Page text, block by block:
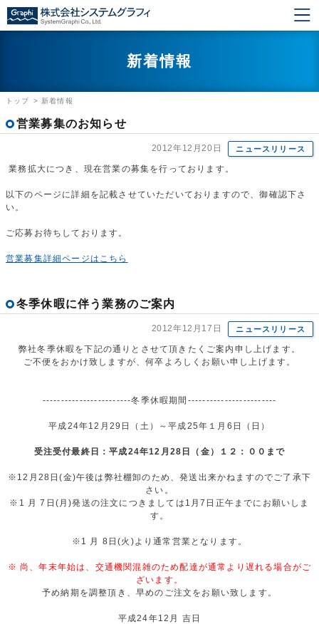
新着情報
トップ > 新着情報
営業募集のお知らせ
2012年12月20日 ニュースリリース
業務拡大につき、現在営業の募集を行っております。
以下のページに詳細を記載させていただいておりますので、御確認下さ
い。
ご応募お待ちしております。
営業募集詳細ページはこちら
冬季休暇に伴う業務のご案内
2012年12月17日 ニュースリリース
弊社冬季休暇を下記の通りとさせて頂きたくご案内申し上げます。
ご不便をおかけ致しますが、何卒よろしくお願い申し上げます。
------------------------冬季休暇期間------------------------
平成24年12月29日（土）～平成25年１月6日（日）
受注受付最終日：平成24年12月28日（金）１２：００まで
※12月28日(金)午後は弊社棚卸のため、発送出来かねますのでご了承下
さい。
※1 月 7日(月)発送の注文につきましては1月7日正午までにお願いしま
す。
※1 月 8日(火)より通常営業となります。
※ 尚、年末年始は、交通機関混雑のため配達が通常より遅れる場合がご
ざいます。
予め納期を調整頂き、早めのご注文をお願い致します。
平成24年12月 吉日